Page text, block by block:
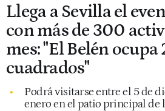
Llega a Sevilla el
con más de 300
mes: "El Belén
cuadrados"
Podrá visitarse entre el 5 de
enero en el patio principal de